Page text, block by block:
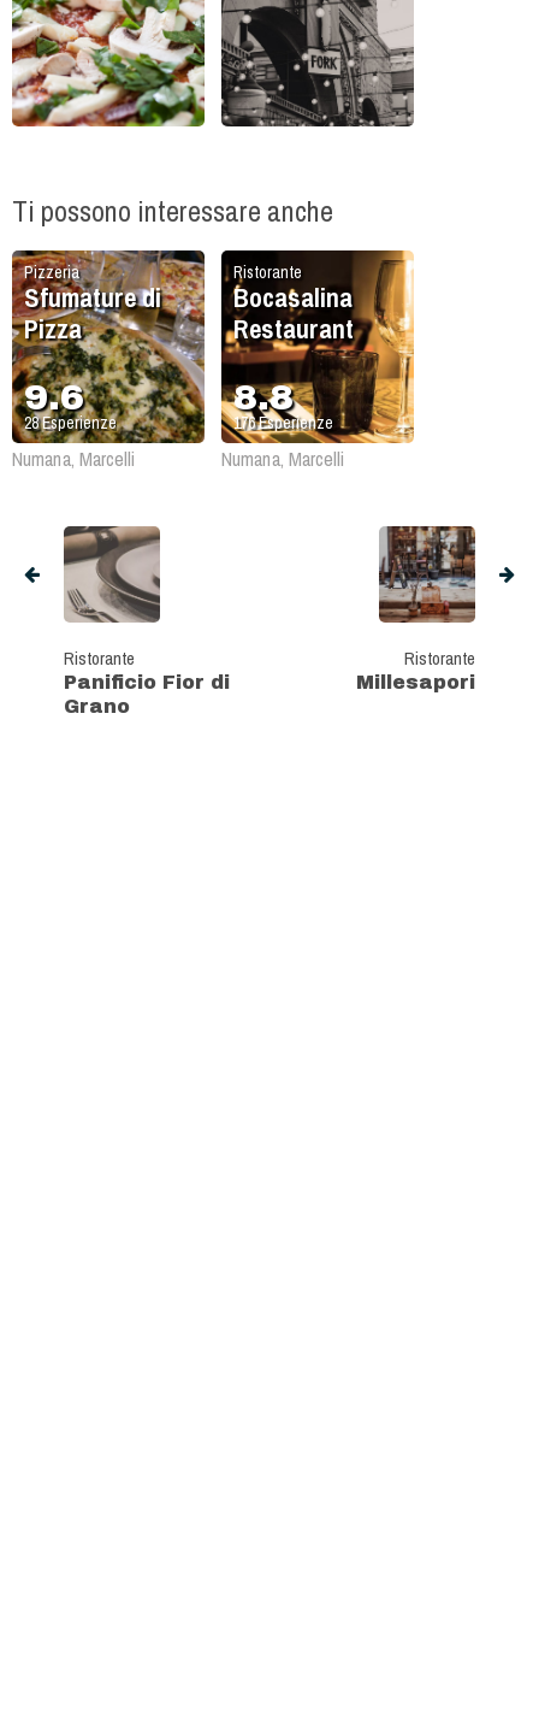
Ti possono interessare anche
Pizzeria
Sfumature di
Pizza
9.6
28Esperienze
Numana, Marcelli
Ristorante
Bocasalina
Restaurant
8.8
176Esperienze
Numana, Marcelli
Ristorante
Panificio Fior di
Grano
Ristorante
Millesapori